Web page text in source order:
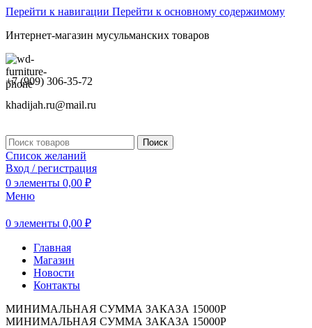
Перейти к навигации Перейти к основному содержимому
Интернет-магазин мусульманских товаров
+7 (909) 306-35-72
khadijah.ru@mail.ru
Поиск
Список желаний
Вход / регистрация
0 элементы 0,00 ₽
Меню
0 элементы 0,00 ₽
Главная
Магазин
Новости
Контакты
МИНИМАЛЬНАЯ СУММА ЗАКАЗА 15000Р
МИНИМАЛЬНАЯ СУММА ЗАКАЗА 15000Р